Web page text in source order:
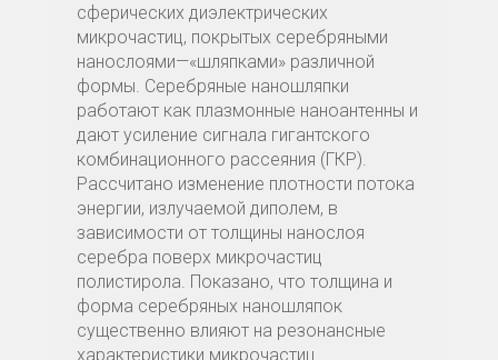
сферических диэлектрических
микрочастиц, покрытых серебряными
нанослоями—«шляпками» различной
формы. Серебряные наношляпки
работают как плазмонные наноантенны и
дают усиление сигнала гигантского
комбинационного рассеяния (ГКР).
Рассчитано изменение плотности потока
энергии, излучаемой диполем, в
зависимости от толщины нанослоя
серебра поверх микрочастиц
полистирола. Показано, что толщина и
форма серебряных наношляпок
существенно влияют на резонансные
характеристики микрочастиц.